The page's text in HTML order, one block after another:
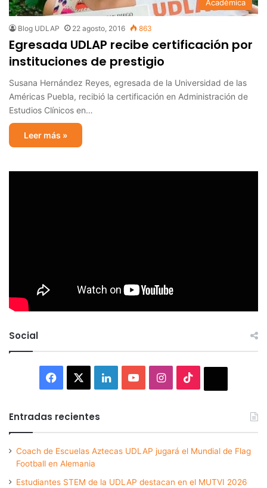
Académica
Blog UDLAP 22 agosto, 2016 863
Egresada UDLAP recibe certificación por
instituciones de prestigio
Susana Hernández Reyes, egresada de la Universidad de las
Américas Puebla, recibió la certificación en Administración de
Estudios Clínicos en…
Leer más »
Social
Facebook LinkedInYouTubeInstagram
Entradas recientes
Coach de Escuelas Aztecas UDLAP jugará el Mundial de Flag
Football en Alemania
Estudiantes STEM de la UDLAP destacan en el MUTVI 2026